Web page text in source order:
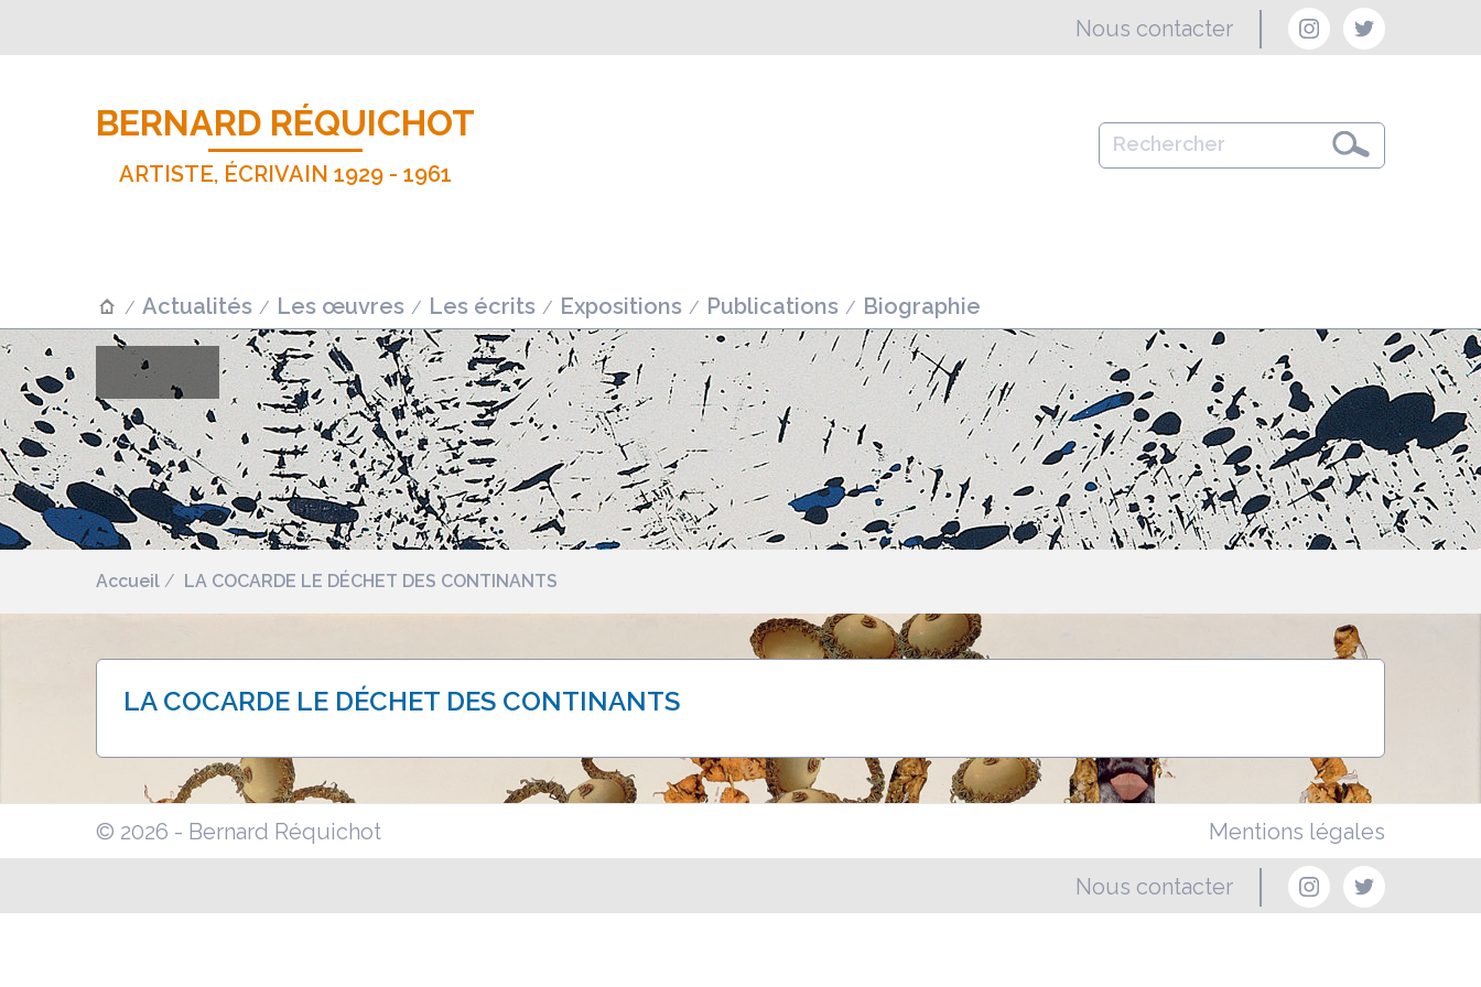
Nous contacter
BERNARD RÉQUICHOT
ARTISTE, ÉCRIVAIN 1929 - 1961
Actualités Les œuvres Les écrits Expositions Publications Biographie
Accueil LA COCARDE LE DÉCHET DES CONTINANTS
LA COCARDE LE DÉCHET DES CONTINANTS
© 2026 - Bernard Réquichot Mentions légales
Nous contacter